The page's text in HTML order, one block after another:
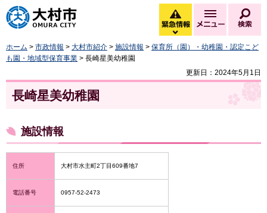
大村市
緊急情報
緊急情報を開く
メニュー
ホーム > 市政情報 > 大村市紹介 > 施設情報 > 保育所（園）・幼稚園・認定こど
も園・地域型保育事業 > 長崎星美幼稚園
更新日：2024年5月1日
長崎星美幼稚園
施設情報
住所 大村市水主町2丁目609番地7
電話番号 0957-52-2473